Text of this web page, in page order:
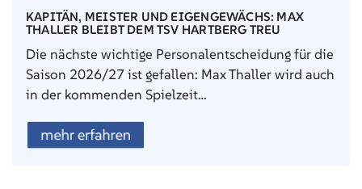
KAPITÄN, MEISTER UND EIGENGEWÄCHS: MAX
THALLER BLEIBT DEM TSV HARTBERG TREU
Die nächste wichtige Personalentscheidung für die
Saison 2026/27 ist gefallen: Max Thaller wird auch
in der kommenden Spielzeit…
mehr erfahren